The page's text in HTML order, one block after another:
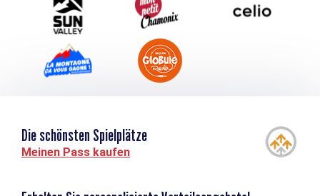
Die schönsten Spielplätze
Meinen Pass kaufen